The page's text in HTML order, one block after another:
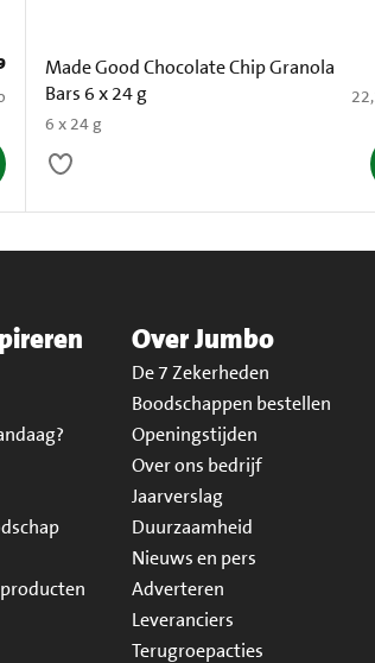
€ 3,19
kilo
Made Good Chocolate Chip Granola
Bars 6 x 24 g
6 x 24 g
€
Over Jumbo
De 7 Zekerheden
Boodschappen bestellen
Openingstijden
Over ons bedrijf
Jaarverslag
Duurzaamheid
Nieuws en pers
Adverteren
Leveranciers
Terugroepacties